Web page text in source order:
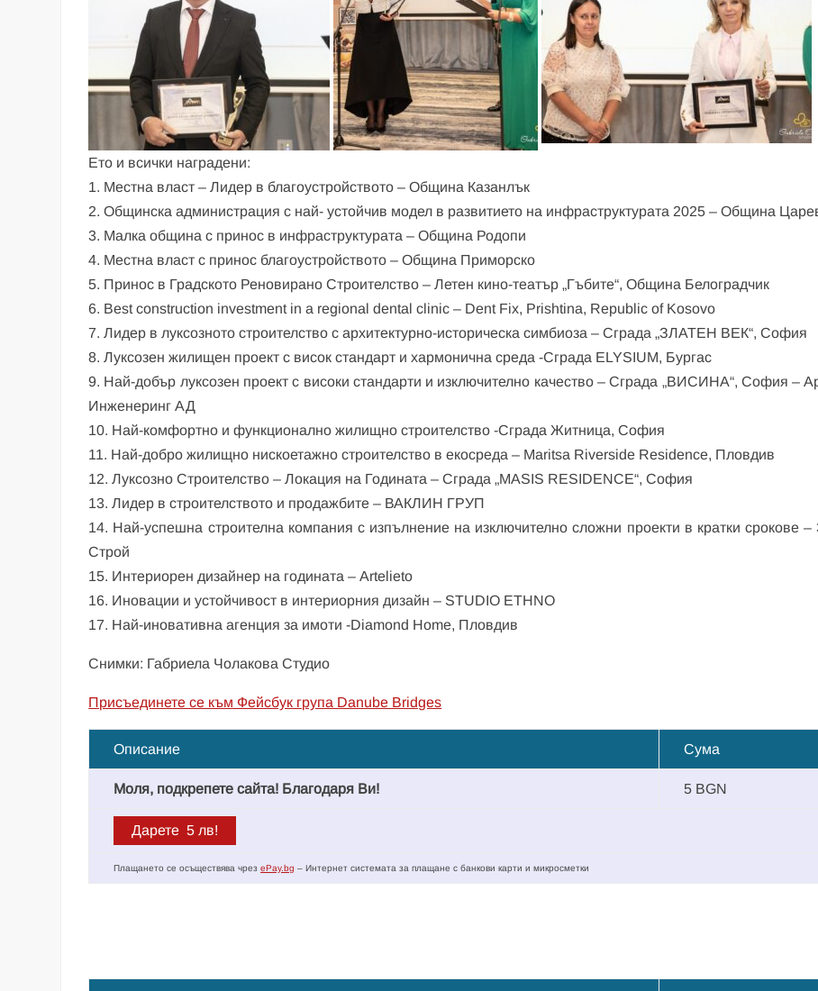
Ето и всички наградени:
1. Местна власт – Лидер в благоустройството – Община Казанлък
2. Общинска администрация с най- устойчив модел в развитието на инфраструктурата 2025 – Община
3. Малка община с принос в инфраструктурата – Община Родопи
4. Местна власт с принос благоустройството – Община Приморско
5. Принос в Градското Реновирано Строителство – Летен кино-театър „Гъбите“, Община Белоградчик
6. Best construction investment in a regional dental clinic – Dent Fix, Prishtina, Republic of Kosovo
7. Лидер в луксозното строителство с архитектурно-историческа симбиоза – Сграда „ЗЛАТЕН ВЕК“, София
8. Луксозен жилищен проект с висок стандарт и хармонична среда -Сграда ELYSIUM, Бургас
9. Най-добър луксозен проект с високи стандарти и изключително качество – Сграда „ВИСИНА“, София –
Инженеринг АД
10. Най-комфортно и функционално жилищно строителство -Сграда Житница, София
11. Най-добро жилищно нискоетажно строителство в екосреда – Maritsa Riverside Residence, Пловдив
12. Луксозно Строителство – Локация на Годината – Сграда „MASIS RESIDENCE“, София
13. Лидер в строителството и продажбите – ВАКЛИН ГРУП
14. Най-успешна строителна компания с изпълнение на изключително сложни проекти в кратки срокове –
Строй
15. Интериорен дизайнер на годината – Artelieto
16. Иновации и устойчивост в интериорния дизайн – STUDIO ETHNO
17. Най-иновативна агенция за имоти -Diamond Home, Пловдив
Снимки: Габриела Чолакова Студио
Присъединете се към Фейсбук група Danube Bridges
Описание Сума
Моля, подкрепете сайта! Благодаря Ви! 5 BGN
Плащането се осъществява чрезePay.bg – Интернет системата за плащане с банкови карти и микросметки